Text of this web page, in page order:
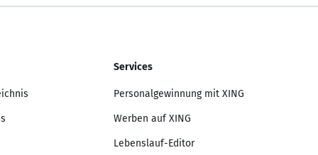
Services
Personalgewinnung mit XING
Werben auf XING
Lebenslauf-Editor